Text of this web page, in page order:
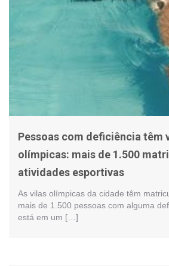
Pessoas com deficiência têm
olímpicas: mais de 1.500
atividades esportivas
As vilas olímpicas da cidade têm
mais de 1.500 pessoas com alguma
está em um […]